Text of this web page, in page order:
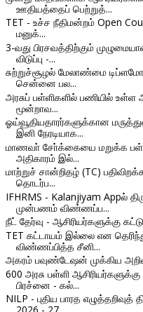
ஊதியத்தைப் பெற்றுத்...
TET - உச்ச நீதிமன்றம் Open
மனுக்...
3-வது பிரசவத்திற்கும்
விடுப்பு -...
சுற்றுச்சூழல் மேலாண்மை டிப்ளமோ
சென்னை பல...
அரசுப் பள்ளிகளில் பணியில் உள்ள
மூன்றாவ...
ஓய்வூதியதாரர்களுக்கான
இனி நேரடியாக...
மாணவா் சோ்க்கையை மறுக்க
அதிகாரம் இல்...
மாற்றுச் சான்றிதழ் (TC)
தொடர்ப...
IFHRMS - Kalanjiyam Appல்
முன்பணம் விண்ணப்ப...
நீட் தேர்வு - ஆசிரியர்களுக்கு
TET கட்டாயம் இல்லை என
விண்ணப்பித்த சீனி...
அகரம் பவுண்டேஷன் முக்கிய
600 அரசு பள்ளி
பிரச்னை - கல்...
NILP - புதிய பாரத எழுத்தறிவுத்